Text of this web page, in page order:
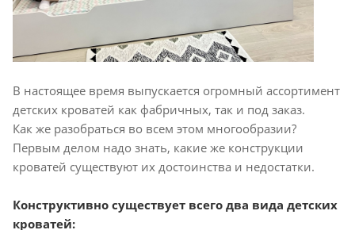
В настоящее время выпускается огромный ассортимент
детских кроватей как фабричных, так и под заказ.
Как же разобраться во всем этом многообразии?
Первым делом надо знать, какие же конструкции
кроватей существуют их достоинства и недостатки.
Конструктивно существует всего два вида детских
кроватей: